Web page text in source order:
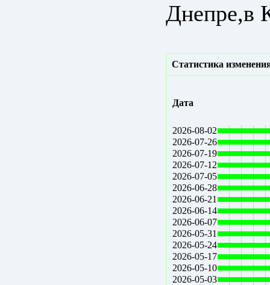
Днепре,в
Статистика
Дата
2026-08-02
2026-07-26
2026-07-19
2026-07-12
2026-07-05
2026-06-28
2026-06-21
2026-06-14
2026-06-07
2026-05-31
2026-05-24
2026-05-17
2026-05-10
2026-05-03